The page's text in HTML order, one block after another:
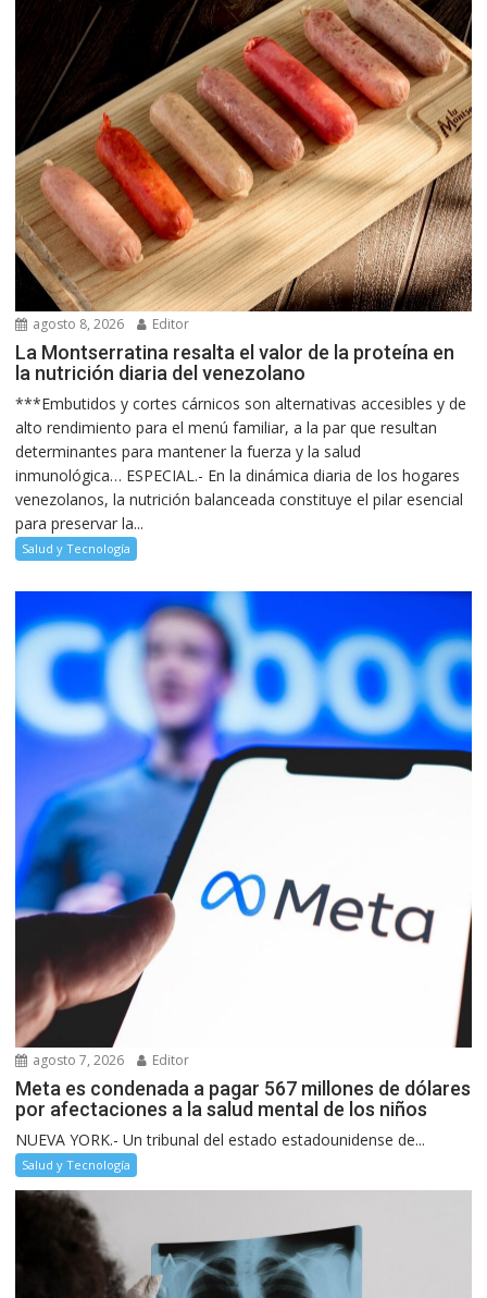
agosto 8, 2026 Editor
La Montserratina resalta el valor de la proteína en
la nutrición diaria del venezolano
***Embutidos y cortes cárnicos son alternativas accesibles y de
alto rendimiento para el menú familiar, a la par que resultan
determinantes para mantener la fuerza y la salud
inmunológica… ESPECIAL.- En la dinámica diaria de los hogares
venezolanos, la nutrición balanceada constituye el pilar esencial
para preservar la...
Salud y Tecnología
agosto 7, 2026 Editor
Meta es condenada a pagar 567 millones de dólares
por afectaciones a la salud mental de los niños
NUEVA YORK.- Un tribunal del estado estadounidense de...
Salud y Tecnología